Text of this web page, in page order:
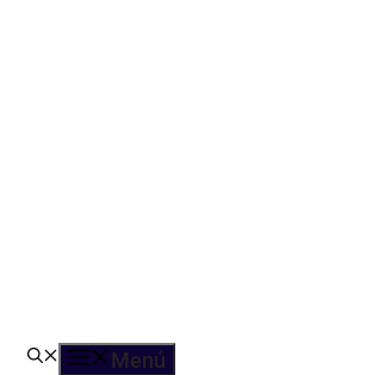
Menú